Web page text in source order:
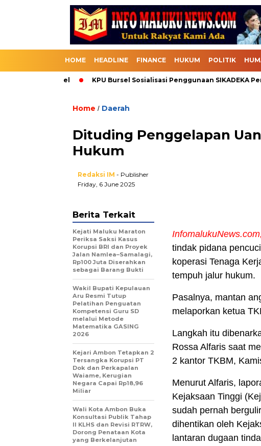
HOME HEADLINE FINANCE HUKUM POLITIK
KPU Bursel Sosialisasi Penggunaan SIKADEKA Pemilu
Home / Daerah
Dituding Penggelapan
Hukum
Redaksi IM - Publisher
Friday, 6 June 2025
tindak pidana
koperasi Tenaga
tempuh jalur hukum.
Pasalnya, mantan
melaporkan ketua
Langkah itu
Rossa Alfaris saat
2 kantor TKBM,
Menurut Alfaris,
Kejaksaan Tinggi
sudah pernah
dihentikan oleh
lantaran dugaan
Berita Terkait
Kejati Maluku Maraton
Periksa Saksi Kasus
Korupsi BRI dan Proyek
Jalan Namlea–Samalagi,
Rp100 Juta Diserahkan
sebagai Barang Bukti
Wakil Bupati Kepulauan
Aru Resmi Tutup
Pelatihan Penguatan
Kompetensi Guru SD
melalui Metode
Matematika GASING
2026
Kejari Ambon Tetapkan 2
Tersangka Korupsi PT
Dok dan Perkapalan
Waiame, Kerugian
Negara Capai Rp18,96
Miliar
Wali Kota Ambon Buka
Konsultasi Publik Tahap
II KLHS dan Revisi RTRW,
Dorong Penataan Kota
yang Berkelanjutan